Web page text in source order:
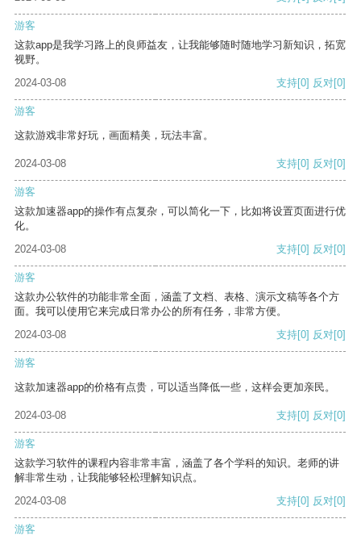
游客
这款app是我学习路上的良师益友，让我能够随时随地学习新知识，拓宽
视野。
2024-03-08
支持[0] 反对[0]
游客
这款游戏非常好玩，画面精美，玩法丰富。
2024-03-08 支持[0] 反对[0]
游客
这款加速器app的操作有点复杂，可以简化一下，比如将设置页面进行优
化。
2024-03-08
支持[0] 反对[0]
游客
这款办公软件的功能非常全面，涵盖了文档、表格、演示文稿等各个方
面。我可以使用它来完成日常办公的所有任务，非常方便。
2024-03-08
支持[0] 反对[0]
游客
这款加速器app的价格有点贵，可以适当降低一些，这样会更加亲民。
2024-03-08 支持[0] 反对[0]
游客
这款学习软件的课程内容非常丰富，涵盖了各个学科的知识。老师的讲
解非常生动，让我能够轻松理解知识点。
2024-03-08
支持[0] 反对[0]
游客